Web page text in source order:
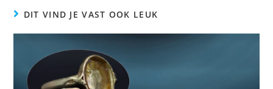
DIT VIND JE VAST OOK LEUK